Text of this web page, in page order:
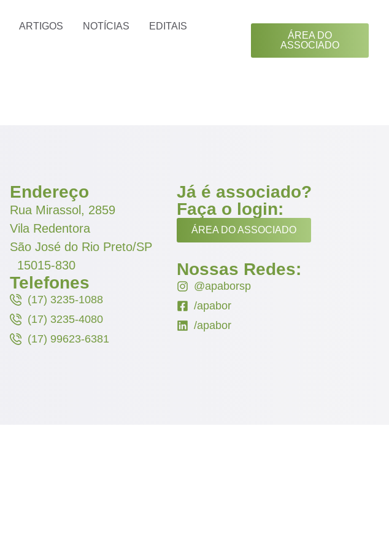
ARTIGOS NOTÍCIAS EDITAIS
ÁREA DO
ASSOCIADO
Endereço
Rua Mirassol, 2859
Vila Redentora
São José do Rio Preto/SP
15015-830
Telefones
(17) 3235-1088
(17) 3235-4080
(17) 99623-6381
Já é associado?
Faça o login:
ÁREA DO ASSOCIADO
Nossas Redes:
@apaborsp
/apabor
/apabor